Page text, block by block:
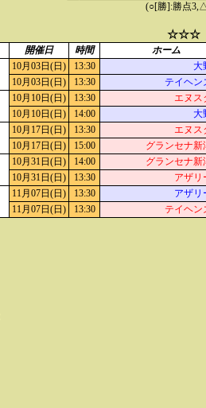
(○[勝]:勝点
☆☆☆
開催日 時間 ホーム
10月03日(日) 13:30
大
10月03日(日)
13:30 テイヘン
10月10日(日) 13:30
エヌス
10月10日(日)
14:00 大
10月17日(日) 13:30
エヌス
10月17日(日)
15:00 グランセナ新
10月31日(日) 14:00
グランセナ新
10月31日(日)
13:30 アザリ
11月07日(日) 13:30
アザリ
11月07日(日)
13:30 テイヘン